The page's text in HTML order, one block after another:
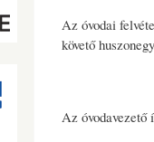
Az óvodai
követő
Az